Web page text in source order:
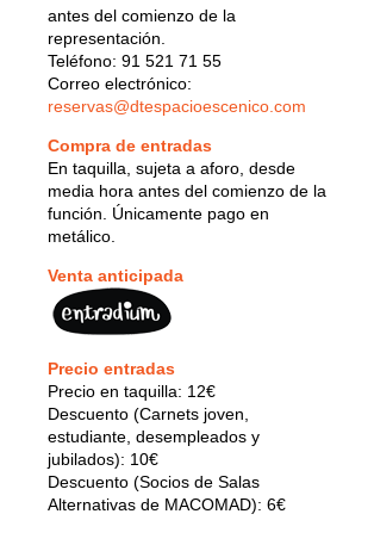
antes del comienzo de la
representación.
Teléfono: 91 521 71 55
Correo electrónico:
reservas@dtespacioescenico.com
Compra de entradas
En taquilla, sujeta a aforo, desde
media hora antes del comienzo de la
función. Únicamente pago en
metálico.
Venta anticipada
Precio entradas
Precio en taquilla: 12€
Descuento (Carnets joven,
estudiante, desempleados y
jubilados): 10€
Descuento (Socios de Salas
Alternativas de MACOMAD): 6€